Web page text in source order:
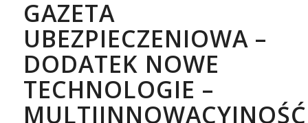
GAZETA
UBEZPIECZENIOWA –
DODATEK NOWE
TECHNOLOGIE –
MULTIINNOWACYJNOŚĆ